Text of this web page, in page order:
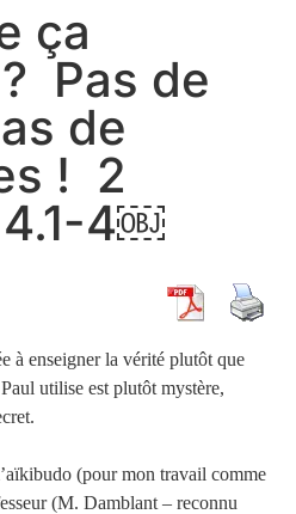
ça
Pas de
de
! 2
4￼
à enseigner la vérité plutôt que
utilise est plutôt mystère,
(pour mon travail comme
(M. Damblant – reconnu